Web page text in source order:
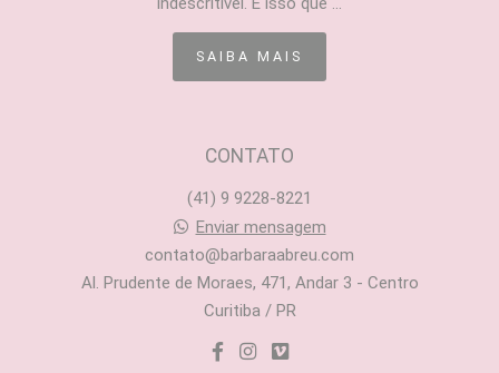
SAIBA MAIS
CONTATO
(41) 9 9228-8221
Enviar mensagem
contato@barbaraabreu.com
Al. Prudente de Moraes, 471, Andar 3 - Centro
Curitiba / PR